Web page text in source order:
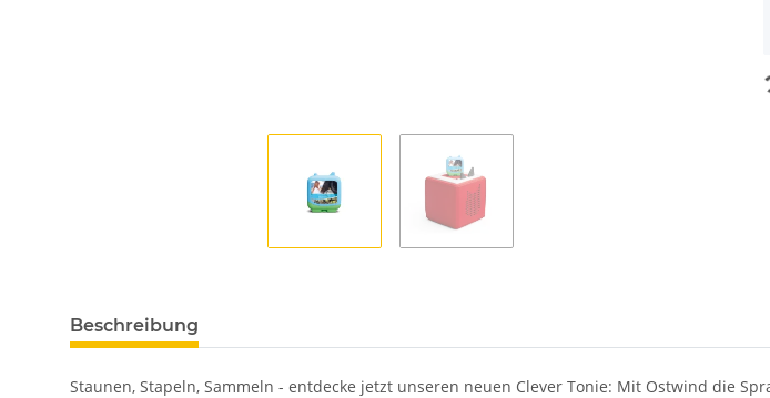
Beschreibung
Staunen, Stapeln, Sammeln - entdecke jetzt unseren neuen Clever Tonie: Mit Ostwind die